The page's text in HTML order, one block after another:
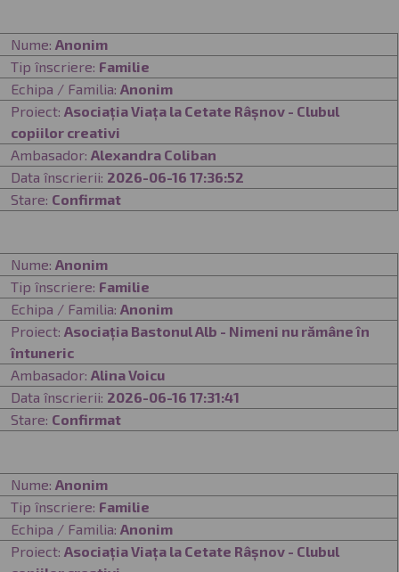
Nume: Anonim
Tip înscriere: Familie
Echipa / Familia: Anonim
Proiect: Asociația Viața la Cetate Râșnov - Clubul
copiilor creativi
Ambasador: Alexandra Coliban
Data înscrierii: 2026-06-16 17:36:52
Stare: Confirmat
Nume: Anonim
Tip înscriere: Familie
Echipa / Familia: Anonim
Proiect: Asociația Bastonul Alb - Nimeni nu rămâne în
întuneric
Ambasador: Alina Voicu
Data înscrierii: 2026-06-16 17:31:41
Stare: Confirmat
Nume: Anonim
Tip înscriere: Familie
Echipa / Familia: Anonim
Proiect: Asociația Viața la Cetate Râșnov - Clubul